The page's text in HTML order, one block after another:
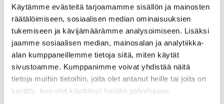
Käytämme evästeitä tarjoamamme sisällön ja mainosten
räätälöimiseen, sosiaalisen median ominaisuuksien
tukemiseen ja kävijämäärämme analysoimiseen. Lisäksi
jaamme sosiaalisen median, mainosalan ja analytiikka-
alan kumppaneillemme tietoja siitä, miten käytät
sivustoamme. Kumppanimme voivat yhdistää näitä
tietoja muihin tietoihin, joita olet antanut heille tai joita on
kerätty, kun olet käyttänyt heidän palvelujaan.
ALESSI
ALESSI APOSTROPHE APPELSIININKUORIJA,
TERÄS
Alessin Apostrophe on sympaattisen muotoinen